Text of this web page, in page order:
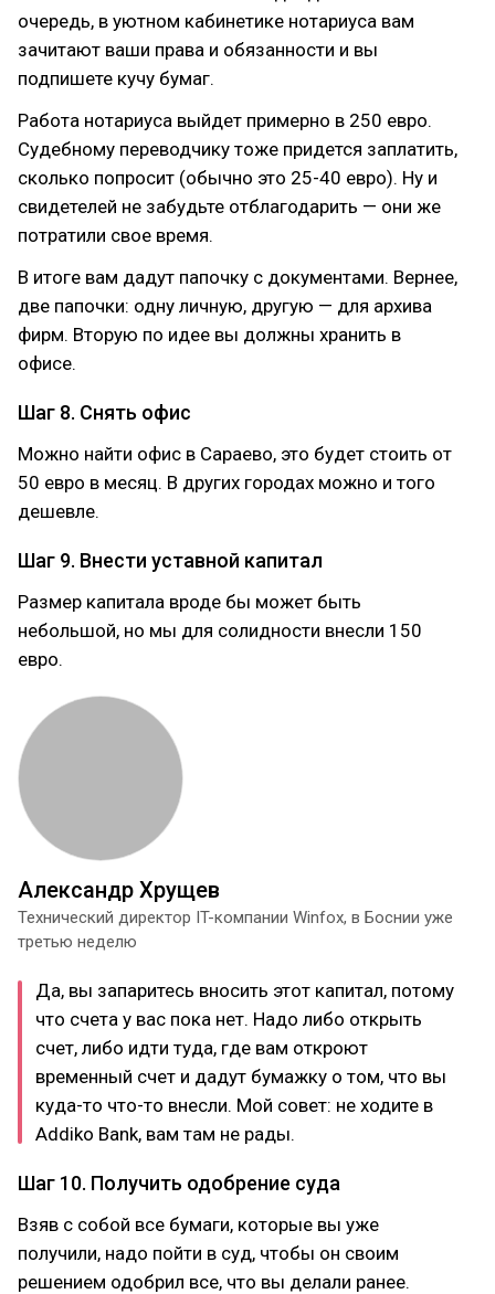
очередь, в уютном кабинетике нотариуса вам
зачитают ваши права и обязанности и вы
подпишете кучу бумаг.
Работа нотариуса выйдет примерно в 250 евро.
Судебному переводчику тоже придется заплатить,
сколько попросит (обычно это 25-40 евро). Ну и
свидетелей не забудьте отблагодарить — они же
потратили свое время.
В итоге вам дадут папочку с документами. Вернее,
две папочки: одну личную, другую — для архива
фирм. Вторую по идее вы должны хранить в
офисе.
Шаг 8. Снять офис
Можно найти офис в Сараево, это будет стоить от
50 евро в месяц. В других городах можно и того
дешевле.
Шаг 9. Внести уставной капитал
Размер капитала вроде бы может быть
небольшой, но мы для солидности внесли 150
евро.
Александр Хрущев
Технический директор IT-компании Winfox, в Боснии уже
третью неделю
Да, вы запаритесь вносить этот капитал, потому
что счета у вас пока нет. Надо либо открыть
счет, либо идти туда, где вам откроют
временный счет и дадут бумажку о том, что вы
куда-то что-то внесли. Мой совет: не ходите в
Addiko Bank, вам там не рады.
Шаг 10. Получить одобрение суда
Взяв с собой все бумаги, которые вы уже
получили, надо пойти в суд, чтобы он своим
решением одобрил все, что вы делали ранее.